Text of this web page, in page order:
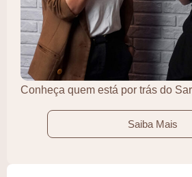
Conheça quem está por trás do
Saiba Mais